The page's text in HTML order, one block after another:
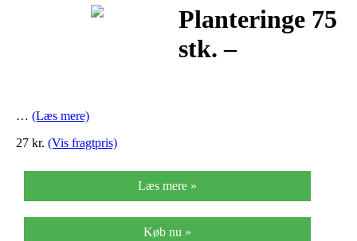
Planteringe 75
stk. –
… (Læs mere)
27 kr. (Vis fragtpris)
Læs mere »
Køb nu »